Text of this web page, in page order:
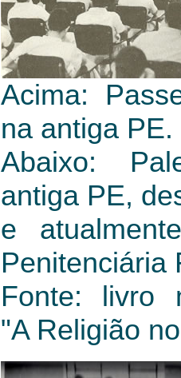
Acima:
na antiga PE.
Abaixo:
antiga PE,
e
Penitenciária
Fonte: livro
"A Religião